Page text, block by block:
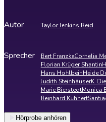
Autor Taylor Jenkins Reid
Sprecher Bert FranzkeCornelia
Florian Krüger Shantin
Hans HohlbeinHeide
Judith SteinhäuserK.
Marie BierstedtMonica
Reinhard Kuhnert
Hörprobe anhören